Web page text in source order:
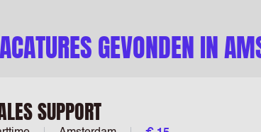
GEVONDEN IN
SUPPORT